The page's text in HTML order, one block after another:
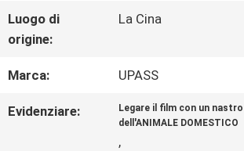
SPETTACOLO
VR
Luogo di
origine:
La Cina
Marca: UPASS
Evidenziare:
Legare il film con un
dell'ANIMALE DOMESTICO
,